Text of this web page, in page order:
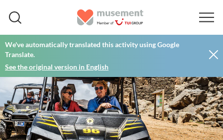
We've automatically translated this activity using Google
Translate.
See the original version in English